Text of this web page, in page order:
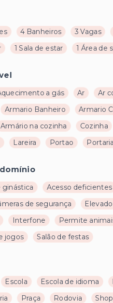
4 Banheiros 3 Vagas
1 Sala de estar 1 Área de
a gás Ar Ar
Armario Banheiro Armario
Armário na cozinha Cozinha
Lareira Portao Portaria
ginástica Acesso deficientes
de segurança
Interfone Permite
jogos Salão de festas
Escola Escola de idioma
Praça Rodovia